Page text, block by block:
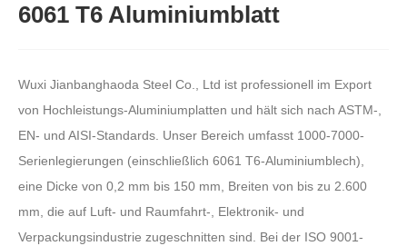
6061 T6 Aluminiumblatt
Wuxi Jianbanghaoda Steel Co., Ltd ist professionell im Export
von Hochleistungs-Aluminiumplatten und hält sich nach ASTM-,
EN- und AISI-Standards. Unser Bereich umfasst 1000-7000-
Serienlegierungen (einschließlich 6061 T6-Aluminiumblech),
eine Dicke von 0,2 mm bis 150 mm, Breiten von bis zu 2.600
mm, die auf Luft- und Raumfahrt-, Elektronik- und
Verpackungsindustrie zugeschnitten sind. Bei der ISO 9001-